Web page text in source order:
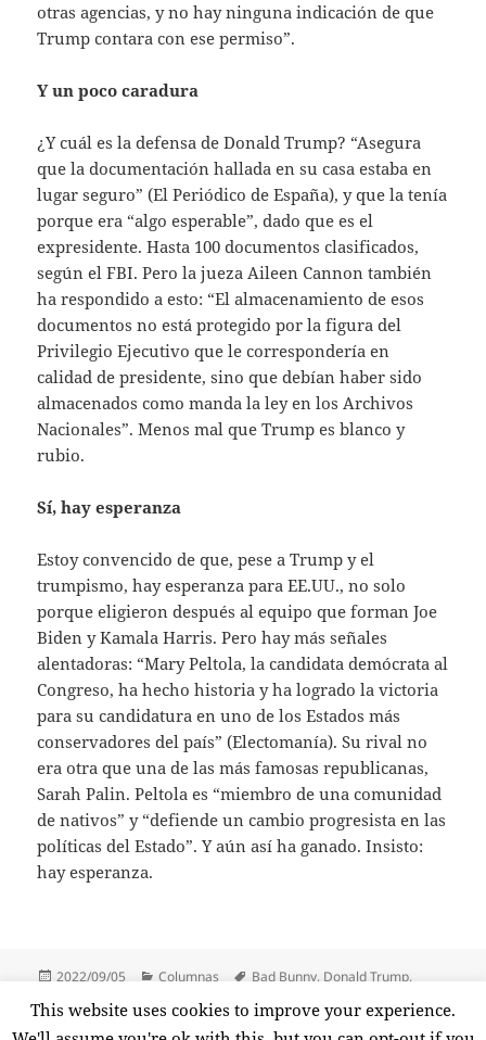
otras agencias, y no hay ninguna indicación de que
Trump contara con ese permiso”.
Y un poco caradura
¿Y cuál es la defensa de Donald Trump? “Asegura
que la documentación hallada en su casa estaba en
lugar seguro” (El Periódico de España), y que la tenía
porque era “algo esperable”, dado que es el
expresidente. Hasta 100 documentos clasificados,
según el FBI. Pero la jueza Aileen Cannon también
ha respondido a esto: “El almacenamiento de esos
documentos no está protegido por la figura del
Privilegio Ejecutivo que le correspondería en
calidad de presidente, sino que debían haber sido
almacenados como manda la ley en los Archivos
Nacionales”. Menos mal que Trump es blanco y
rubio.
Sí, hay esperanza
Estoy convencido de que, pese a Trump y el
trumpismo, hay esperanza para EE.UU., no solo
porque eligieron después al equipo que forman Joe
Biden y Kamala Harris. Pero hay más señales
alentadoras: “Mary Peltola, la candidata demócrata al
Congreso, ha hecho historia y ha logrado la victoria
para su candidatura en uno de los Estados más
conservadores del país” (Electomanía). Su rival no
era otra que una de las más famosas republicanas,
Sarah Palin. Peltola es “miembro de una comunidad
de nativos” y “defiende un cambio progresista en las
políticas del Estado”. Y aún así ha ganado. Insisto:
hay esperanza.
Publicado
2022/09/05 Categorías
Columnas Etiquetas
Bad Bunny, Donald Trump,
Mary Peltola,Quevedo,Sarah Palin ,Spotify,Stranger Things
This website uses cookies to improve your experience.